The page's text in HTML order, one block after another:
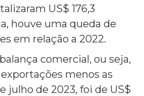
US$ 176,3
houve uma queda de
em relação a 2022.
comercial, ou seja,
menos as
julho de 2023, foi de US$